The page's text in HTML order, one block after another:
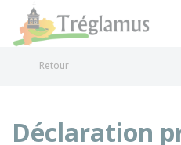
Retour
Déclaration